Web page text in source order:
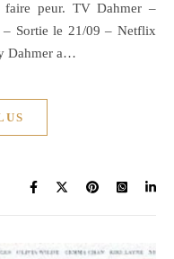
peur. TV Dahmer –
– Sortie le 21/09 – Netflix
Dahmer a…